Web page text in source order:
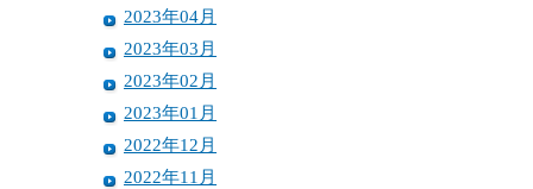
2023年04月
2023年03月
2023年02月
2023年01月
2022年12月
2022年11月